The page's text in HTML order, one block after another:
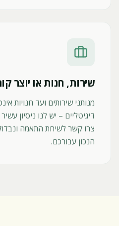
שירות, חנות או יוצר
מנותני שירותים ועד חנויות
דיגיטליים – יש לנו ניסיון
צרו קשר לשיחת התאמה
הנכון עבורכם.